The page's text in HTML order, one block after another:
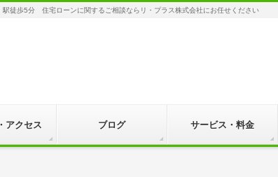
徒歩5分 住宅ローンに関するご相談ならリ・プラス株式会社にお任せください
アクセス ブログ サービス・料金